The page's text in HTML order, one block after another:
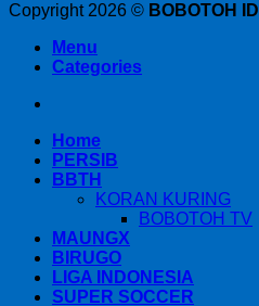
Copyright 2026 © BOBOTOH ID
Menu
Categories
Home
PERSIB
BBTH
KORAN KURING
BOBOTOH TV
MAUNGX
BIRUGO
LIGA INDONESIA
SUPER SOCCER